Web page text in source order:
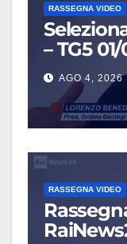
RASSEGNA VIDEO
– TG5
AGO 4, 2026
RASSEGNA VIDEO